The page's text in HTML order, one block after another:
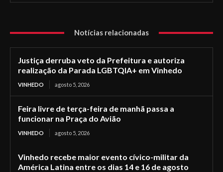
Notícias relacionadas
Justiça derruba veto da Prefeitura e autoriza
realização da Parada LGBTQIA+ em Vinhedo
VINHEDO agosto 5, 2026
Feira livre de terça-feira de manhã passa a
funcionar na Praça do Avião
VINHEDO agosto 5, 2026
Vinhedo recebe maior evento cívico-militar da
América Latina entre os dias 14 e 16 de agosto